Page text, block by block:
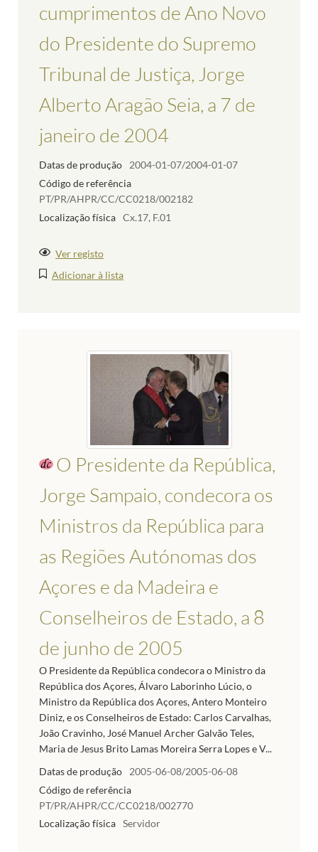
cumprimentos de Ano Novo
do Presidente do Supremo
Tribunal de Justiça, Jorge
Alberto Aragão Seia, a 7 de
janeiro de 2004
Datas de produção
2004-01-07/2004-01-07
Código de referência
PT/PR/AHPR/CC/CC0218/002182
Localização física Cx.17, F.01
Ver registo
Adicionar à lista
O Presidente da República,
Jorge Sampaio, condecora os
Ministros da República para
as Regiões Autónomas dos
Açores e da Madeira e
Conselheiros de Estado, a 8
de junho de 2005
O Presidente da República condecora o Ministro da
República dos Açores, Álvaro Laborinho Lúcio, o
Ministro da República dos Açores, Antero Monteiro
Diniz, e os Conselheiros de Estado: Carlos Carvalhas,
João Cravinho, José Manuel Archer Galvão Teles,
Maria de Jesus Brito Lamas Moreira Serra Lopes e V...
Datas de produção
2005-06-08/2005-06-08
Código de referência
PT/PR/AHPR/CC/CC0218/002770
Localização física Servidor